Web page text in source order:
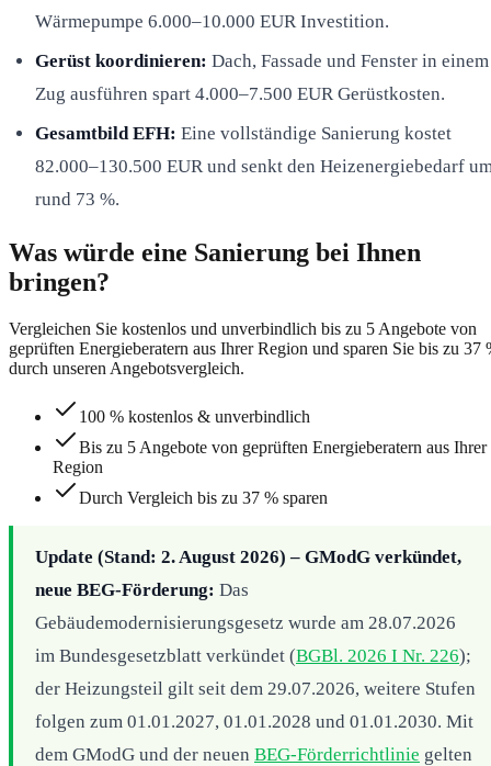
Wärmepumpe 6.000–10.000 EUR Investition.
Gerüst koordinieren: Dach, Fassade und Fenster in einem
Zug ausführen spart 4.000–7.500 EUR Gerüstkosten.
Gesamtbild EFH: Eine vollständige Sanierung kostet
82.000–130.500 EUR und senkt den Heizenergiebedarf
rund 73 %.
Was würde eine Sanierung bei Ihnen
bringen?
Vergleichen Sie kostenlos und unverbindlich bis zu 5 Angebote von
geprüften Energieberatern aus Ihrer Region und sparen Sie bis zu 37
durch unseren Angebotsvergleich.
100 % kostenlos & unverbindlich
Bis zu 5 Angebote von geprüften Energieberatern aus Ihrer
Region
Durch Vergleich bis zu 37 % sparen
Update (Stand: 2. August 2026) – GModG verkündet,
neue BEG-Förderung: Das
Gebäudemodernisierungsgesetz wurde am 28.07.2026
im Bundesgesetzblatt verkündet (BGBl. 2026 I Nr. 226);
der Heizungsteil gilt seit dem 29.07.2026, weitere Stufen
folgen zum 01.01.2027, 01.01.2028 und 01.01.2030. Mit
dem GModG und der neuen BEG-Förderrichtlinie gelten